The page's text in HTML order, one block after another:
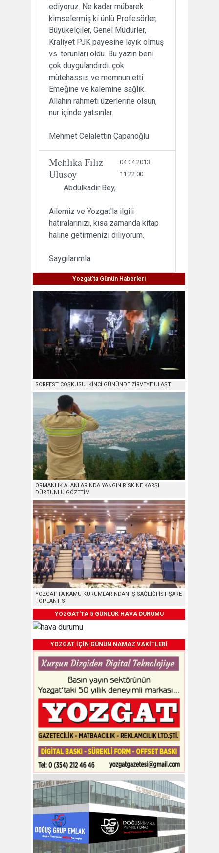
ediyoruz. Ne kadar mübarek
kimselermiş ki ünlü Profesörler,
Büyükelçiler, Genel Müdürler,
Kraliyet PJK payesine layık olmuş
vs. torunları oldu. Bu yazın beni
çok duygulandırdı, çok
mütehassıs ve memnun etti.
Emeğine ve kalemine sağlık.
Allahın rahmeti üzerlerine olsun,
nur içinde yatsınlar.
Mehmet Celalettin Çapanoğlu
Mehlika Filiz
Ulusoy
04.04.2013
11:22:00
Abdülkadir Bey,
Ailemiz ve Yozgat'la ilgili
hatıralarınızı, kısa zamanda kitap
haline getirmenizi diliyorum.
Saygılarımla
Yozgat'ta Günün Haberleri
SORFEST COŞKUSU İKİNCİ GÜNÜNDE ZİRVEYE ULAŞTI
ORMANLIK ALANLARINDA YANGIN RİSKİNE KARŞI
DÜRBÜNLÜ GÖZETİM
YOZGAT’TA KAMU KURUMLARINDAN İŞ SAĞLIĞI İSTİŞARE
TOPLANTISI
YOZGAT'TA 5 GÜNLÜK HAVA DURUMU
YOZGAT İÇİN GÜNÜN NAMAZ VAKİTLERİ